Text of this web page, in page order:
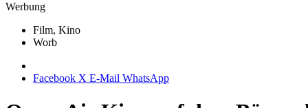
Werbung
Film, Kino
Worb
Facebook X E-Mail WhatsApp